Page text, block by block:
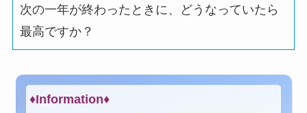
次の一年が終わったときに、どうなっていたら
最高ですか？
♦Information♦︎